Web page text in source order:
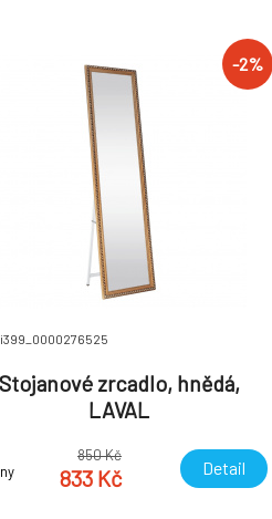
-2%
Stojanové zrcadlo, hnědá,
LAVAL
850 Kč
833 Kč Detail